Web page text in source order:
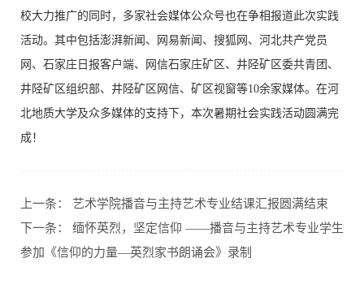
校大力推广的同时，多家社会媒体公众号也在争相报道此次实践
活动。其中包括澎湃新闻、网易新闻、搜狐网、河北共产党员
网、石家庄日报客户端、网信石家庄矿区、井陉矿区委共青团、
井陉矿区组织部、井陉矿区网信、矿区视窗等10余家媒体。在河
北地质大学及众多媒体的支持下，本次暑期社会实践活动圆满完
成！
上一条： 艺术学院播音与主持艺术专业结课汇报圆满结束
下一条： 缅怀英烈，坚定信仰 ——播音与主持艺术专业学生
参加《信仰的力量—英烈家书朗诵会》录制